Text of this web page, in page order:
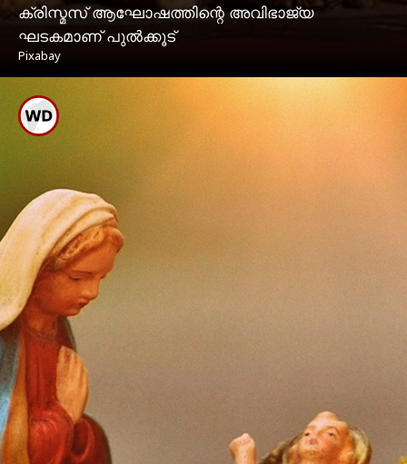
ക്രിസ്മസ് ആഘോഷത്തിന്റെ അവിഭാജ്യ
ഘടകമാണ് പുല്‍ക്കൂട്
Pixabay